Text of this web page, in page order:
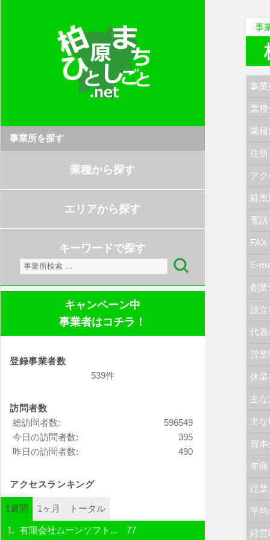
事業所を探す
業種から探す
エリアから探す
キーワードで探す
検
索:
キャンペーン中
事業者はコチラ！
登録事業者数
539件
訪問者数
596549
総訪問者数:
395
今日の訪問者数:
490
昨日の訪問者数:
アクセスランキング
1週間 1ヶ月 トータル
有限会社ムーンソフト... 77
事
事業
業
業
住所
ア
駐車
電
FAX
E-
創業
設立
代
営業
休業
主
主
資本
年商
従業
平均
経